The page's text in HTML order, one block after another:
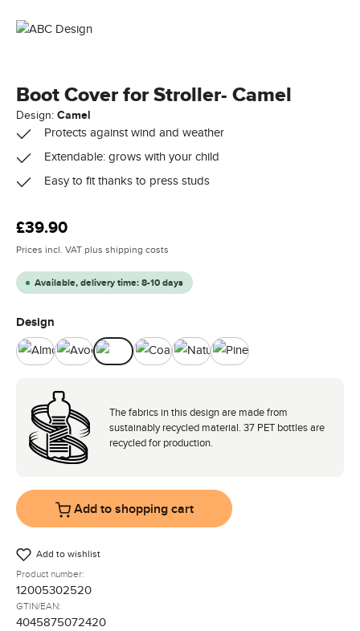
Boot Cover for Stroller- Camel
Design: Camel
Protects against wind and weather
Extendable: grows with your child
Easy to fit thanks to press studs
Regular price:
£39.90
Prices incl. VAT plus shipping costs
Available, delivery time: 8-10 days
Select
Design
Almond AvocadoCamel Coal Nature Pine
The fabrics in this design are made from
sustainably recycled material. 37 PET bottles are
recycled for production.
Add to shopping cart
Add to wishlist
Product number:
12005302520
GTIN/EAN:
4045875072420